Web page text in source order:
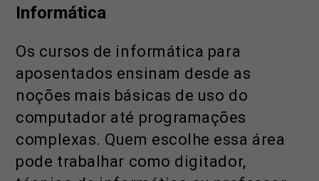
Informática
Os cursos de informática para
aposentados ensinam desde as
noções mais básicas de uso do
computador até programações
complexas. Quem escolhe essa área
pode trabalhar como digitador,